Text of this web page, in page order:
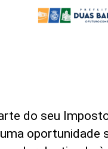
do seu